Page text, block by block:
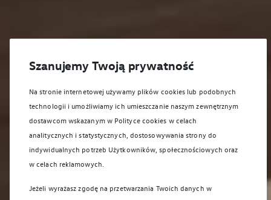
Szanujemy Twoją prywatność
Na stronie internetowej używamy plików cookies lub podobnych
technologii i umożliwiamy ich umieszczanie naszym zewnętrznym
dostawcom wskazanym w Polityce cookies w celach
analitycznych i statystycznych, dostosowywania strony do
indywidualnych potrzeb Użytkowników, społecznościowych oraz
w celach reklamowych.
Jeżeli wyrażasz zgodę na przetwarzania Twoich danych w